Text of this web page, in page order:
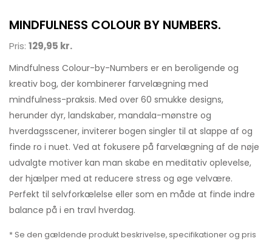
MINDFULNESS COLOUR BY NUMBERS.
Pris: 129,95 kr.
Mindfulness Colour-by-Numbers er en beroligende og
kreativ bog, der kombinerer farvelægning med
mindfulness-praksis. Med over 60 smukke designs,
herunder dyr, landskaber, mandala-mønstre og
hverdagsscener, inviterer bogen singler til at slappe af og
finde ro i nuet. Ved at fokusere på farvelægning af de nøje
udvalgte motiver kan man skabe en meditativ oplevelse,
der hjælper med at reducere stress og øge velvære.
Perfekt til selvforkælelse eller som en måde at finde indre
balance på i en travl hverdag.
* Se den gældende produkt beskrivelse, specifikationer og pris